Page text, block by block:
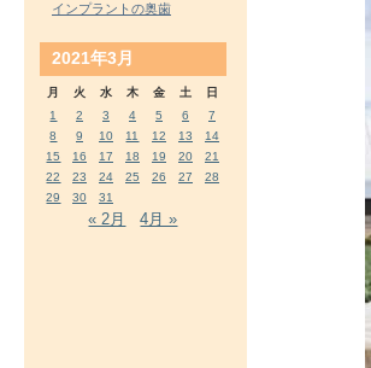
インプラントの奥歯
2021年3月
月 火 水 木 金 土
日
1
2 3 4 5 6
7
8
9 10 11 12 13
14
15
16 17 18 19 20
21
22
23 24 25 26 27
28
29
30 31
« 2月 4月 »